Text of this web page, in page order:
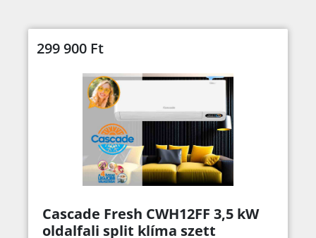
299 900 Ft
Cascade Fresh CWH12FF 3,5 kW
oldalfali split klíma szett